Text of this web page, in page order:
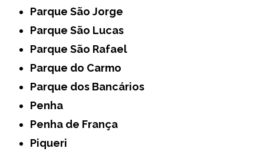
Parque São Jorge
Parque São Lucas
Parque São Rafael
Parque do Carmo
Parque dos Bancários
Penha
Penha de França
Piqueri